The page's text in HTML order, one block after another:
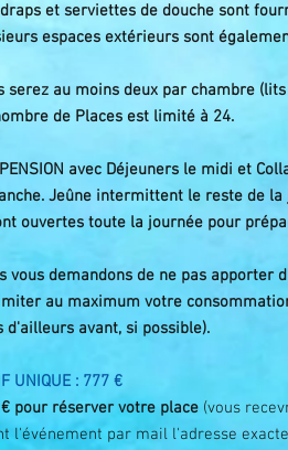
et serviettes de douche sont
espaces extérieurs sont
serez au moins deux par chambre
de Places est limité à 24.
avec Déjeuners le midi et
Jeûne intermittent le reste de la
ouvertes toute la journée pour
vous demandons de ne pas apporter
au maximum votre
d'ailleurs avant, si possible).
UNIQUE : 777 €
pour réserver votre place (vous
l'événement par mail l'adresse